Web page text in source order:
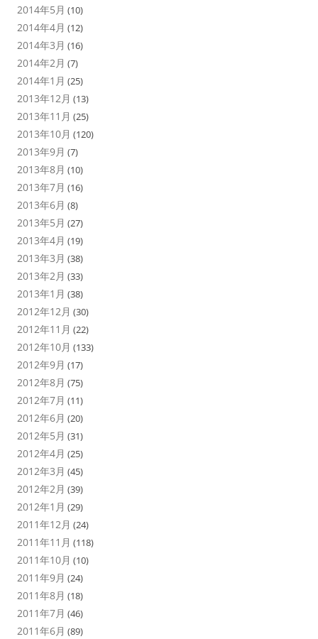
2014年5月 (10)
2014年4月 (12)
2014年3月 (16)
2014年2月 (7)
2014年1月 (25)
2013年12月 (13)
2013年11月 (25)
2013年10月 (120)
2013年9月 (7)
2013年8月 (10)
2013年7月 (16)
2013年6月 (8)
2013年5月 (27)
2013年4月 (19)
2013年3月 (38)
2013年2月 (33)
2013年1月 (38)
2012年12月 (30)
2012年11月 (22)
2012年10月 (133)
2012年9月 (17)
2012年8月 (75)
2012年7月 (11)
2012年6月 (20)
2012年5月 (31)
2012年4月 (25)
2012年3月 (45)
2012年2月 (39)
2012年1月 (29)
2011年12月 (24)
2011年11月 (118)
2011年10月 (10)
2011年9月 (24)
2011年8月 (18)
2011年7月 (46)
2011年6月 (89)